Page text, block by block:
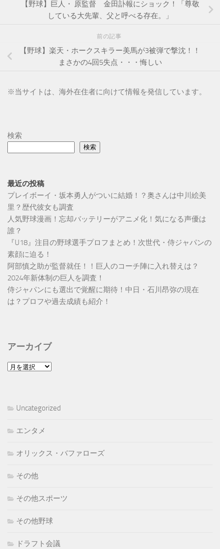
【野球】巨人・ 原監督 金田訃報にショック！「尊敬
している大先輩、父と呼べる存在。」
前の記事
【野球】楽天・ホークスキラー美馬が3被弾で撃沈！！
まさかの4回5失点・・・悔しい
※当サイトは、海外在住者に向けて情報を発信しています。
検索
検索
最近の投稿
プレイボーイ・坂本勇人がついに結婚！？奥さんは中川絵美
里？歴代彼女も調査
人気野球漫画！忘却バッテリーがアニメ化！気になる声優は
誰？
『U18』注目の野球選手プロフまとめ！次世代・侍ジャパンの
素顔に迫る！
阿部慎之助が監督就任！！巨人のコーチ陣に入れ替えは？
2024年新体制の巨人を調査！
侍ジャパンにも選出で覚醒に期待！中日・石川昂弥の現在
は？プロフや過去成績も紹介！
アーカイブ
ア
ブ
Uncategorized
エンタメ
オリックス・バファローズ
その他
その他スポーツ
その他野球
ドラフト会議